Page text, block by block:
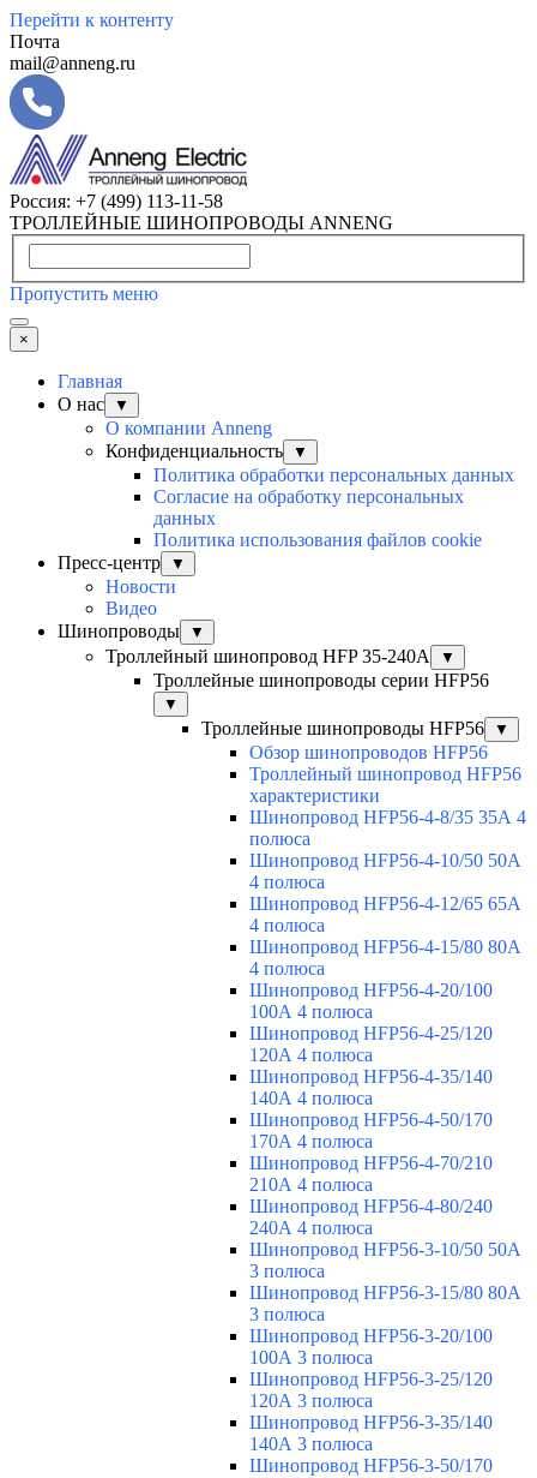
Перейти к контенту
Почта
mail@anneng.ru
Россия: +7 (499) 113-11-58
ТРОЛЛЕЙНЫЕ ШИНОПРОВОДЫ ANNENG
Пропустить меню
×
Главная
О нас
▼
О компании Anneng
Конфиденциальность
▼
Политика обработки персональных данных
Согласие на обработку персональных
данных
Политика использования файлов cookie
Пресс-центр
▼
Новости
Видео
Шинопроводы
▼
Троллейный шинопровод HFP 35-240А ▼
Троллейные шинопроводы серии HFP56
▼
Троллейные шинопроводы HFP56 ▼
Обзор шинопроводов HFP56
Троллейный шинопровод HFP56
характеристики
Шинопровод HFP56-4-8/35 35А 4
полюса
Шинопровод HFP56-4-10/50 50А
4 полюса
Шинопровод HFP56-4-12/65 65А
4 полюса
Шинопровод HFP56-4-15/80 80А
4 полюса
Шинопровод HFP56-4-20/100
100А 4 полюса
Шинопровод HFP56-4-25/120
120А 4 полюса
Шинопровод HFP56-4-35/140
140А 4 полюса
Шинопровод HFP56-4-50/170
170А 4 полюса
Шинопровод HFP56-4-70/210
210А 4 полюса
Шинопровод HFP56-4-80/240
240А 4 полюса
Шинопровод HFP56-3-10/50 50А
3 полюса
Шинопровод HFP56-3-15/80 80А
3 полюса
Шинопровод HFP56-3-20/100
100А 3 полюса
Шинопровод HFP56-3-25/120
120А 3 полюса
Шинопровод HFP56-3-35/140
140А 3 полюса
Шинопровод HFP56-3-50/170